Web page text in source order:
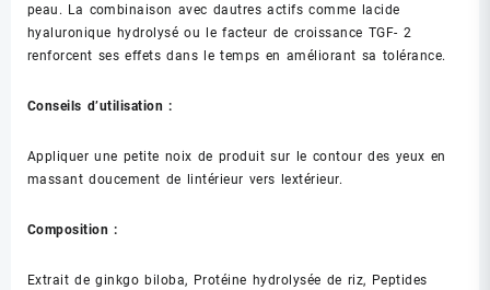
peau. La combinaison avec dautres actifs comme lacide
hyaluronique hydrolysé ou le facteur de croissance TGF- 2
renforcent ses effets dans le temps en améliorant sa tolérance.
Conseils d’utilisation :
Appliquer une petite noix de produit sur le contour des yeux en
massant doucement de lintérieur vers lextérieur.
Composition :
Extrait de ginkgo biloba, Protéine hydrolysée de riz, Peptides